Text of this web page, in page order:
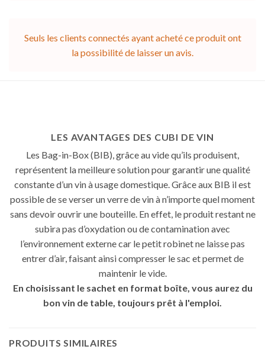
Seuls les clients connectés ayant acheté ce produit ont
la possibilité de laisser un avis.
LES AVANTAGES DES CUBI DE VIN
Les Bag-in-Box (BIB), grâce au vide qu’ils produisent,
représentent la meilleure solution pour garantir une qualité
constante d’un vin à usage domestique. Grâce aux BIB il est
possible de se verser un verre de vin à n’importe quel moment
sans devoir ouvrir une bouteille. En effet, le produit restant ne
subira pas d’oxydation ou de contamination avec
l’environnement externe car le petit robinet ne laisse pas
entrer d’air, faisant ainsi compresser le sac et permet de
maintenir le vide.
En choisissant le sachet en format boîte, vous aurez du
bon vin de table, toujours prêt à l'emploi.
PRODUITS SIMILAIRES